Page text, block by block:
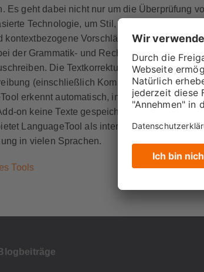
Es geht dabei nicht nur um die Überprüfung
Technologie, um Stil, Tonfall und
kontextbezogene Vorschläge zu unterbreiten.
der Grammatik- und Rechtschreibprüfung
Die Textkorrektur ist online überall
(einschließlich Kommasetzung und
erkennt automatisch, in welcher Sprache
on keine Texte gespeichert. In einer Welt
LanguageTool als internationales
in vielen Sprachen.
Tools